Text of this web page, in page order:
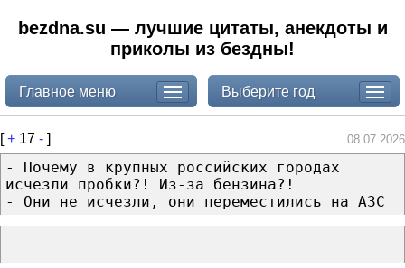
bezdna.su — лучшие цитаты, анекдоты и
приколы из бездны!
Главное меню Выберите год
[+ 17 - ] 08.07.2026
- Почему в крупных российских городах
исчезли пробки?! Из-за бензина?!
- Они не исчезли, они переместились на АЗС